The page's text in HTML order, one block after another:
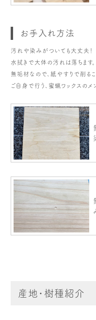
お手入れ方法
汚れや染みがついても大丈夫！
水拭きで大体の汚れは落ちます。
無垢材なので、紙やすりで削るこ
ご自身で行う、蜜蝋ワックスのメ
産地・樹種紹介